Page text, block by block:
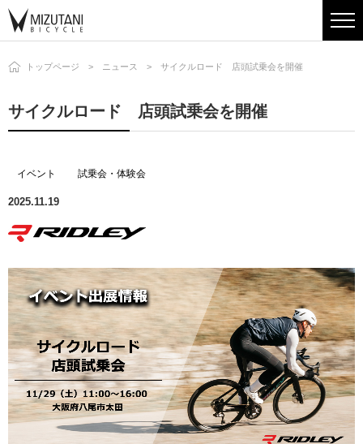
トップページ ニュース サイクルロード 店頭試乗会を開催
サイクルロード 店頭試乗会を開催
イベント 試乗会・体験会
2025.11.19